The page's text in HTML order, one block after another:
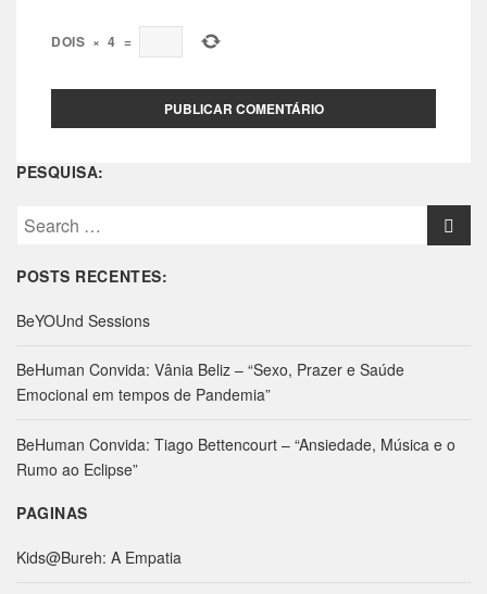
DOIS × 4 =
PESQUISA:
S
a
c
f
o
:
POSTS RECENTES:
BeYOUnd Sessions
BeHuman Convida: Vânia Beliz – “Sexo, Prazer e Saúde
Emocional em tempos de Pandemia”
BeHuman Convida: Tiago Bettencourt – “Ansiedade, Música e o
Rumo ao Eclipse”
PAGINAS
Kids@Bureh: A Empatia